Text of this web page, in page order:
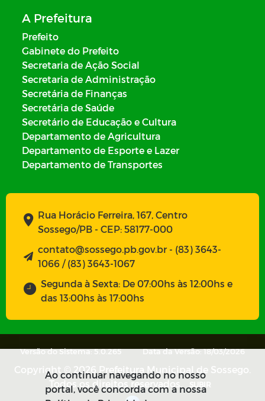
A Prefeitura
Prefeito
Gabinete do Prefeito
Secretaria de Ação Social
Secretaria de Administração
Secretária de Finanças
Secretária de Saúde
Secretário de Educação e Cultura
Departamento de Agricultura
Departamento de Esporte e Lazer
Departamento de Transportes
Rua Horácio Ferreira, 167, Centro
Sossego/PB - CEP: 58177-000
contato@sossego.pb.gov.br - (83) 3643-
1066 / (83) 3643-1067
Segunda à Sexta: De 07:00hs às 12:00hs e
das 13:00hs às 17:00hs
Versão do Sistema: 5.0.265 Data da Versão: 18/03/2026
Copyright © 2026 Prefeitura Municipal de Sossego.
Todos os direitos reservados.
SUBIR
Ao continuar navegando no nosso
portal, você concorda com a nossa